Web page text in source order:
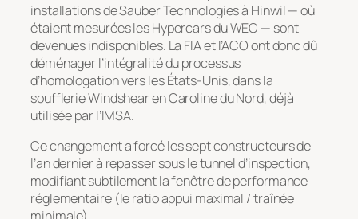
installations de Sauber Technologies à Hinwil — où
étaient mesurées les Hypercars du WEC — sont
devenues indisponibles. La FIA et l’ACO ont donc dû
déménager l’intégralité du processus
d’homologation vers les États-Unis, dans la
soufflerieWindshearen Caroline du Nord, déjà
utilisée par l’IMSA.
Ce changement a forcé les sept constructeurs de
l’an dernier à repasser sous le tunnel d’inspection,
modifiant subtilement la fenêtre de performance
réglementaire (le ratio appui maximal / traînée